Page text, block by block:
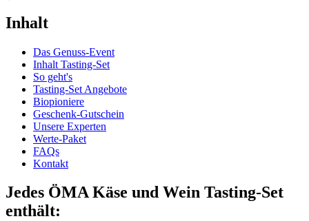
Inhalt
Das Genuss-Event
Inhalt Tasting-Set
So geht's
Tasting-Set Angebote
Biopioniere
Geschenk-Gutschein
Unsere Experten
Werte-Paket
FAQs
Kontakt
Jedes ÖMA Käse und Wein Tasting-Set
enthält: